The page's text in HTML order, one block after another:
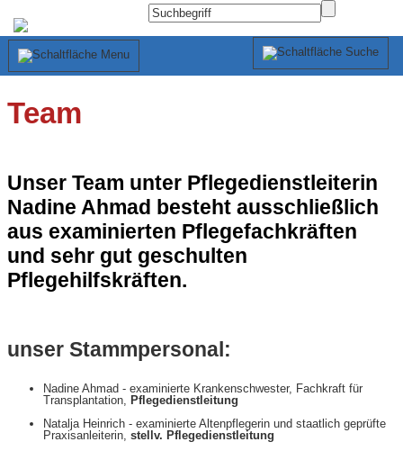
Team
Unser Team unter Pflegedienstleiterin
Nadine Ahmad besteht ausschließlich
aus examinierten Pflegefachkräften
und sehr gut geschulten
Pflegehilfskräften.
unser Stammpersonal:
Nadine Ahmad - examinierte Krankenschwester, Fachkraft für
Transplantation, Pflegedienstleitung
Natalja Heinrich ‐ examinierte Altenpflegerin und staatlich geprüfte
Praxisanleiterin, stellv. Pflegedienstleitung